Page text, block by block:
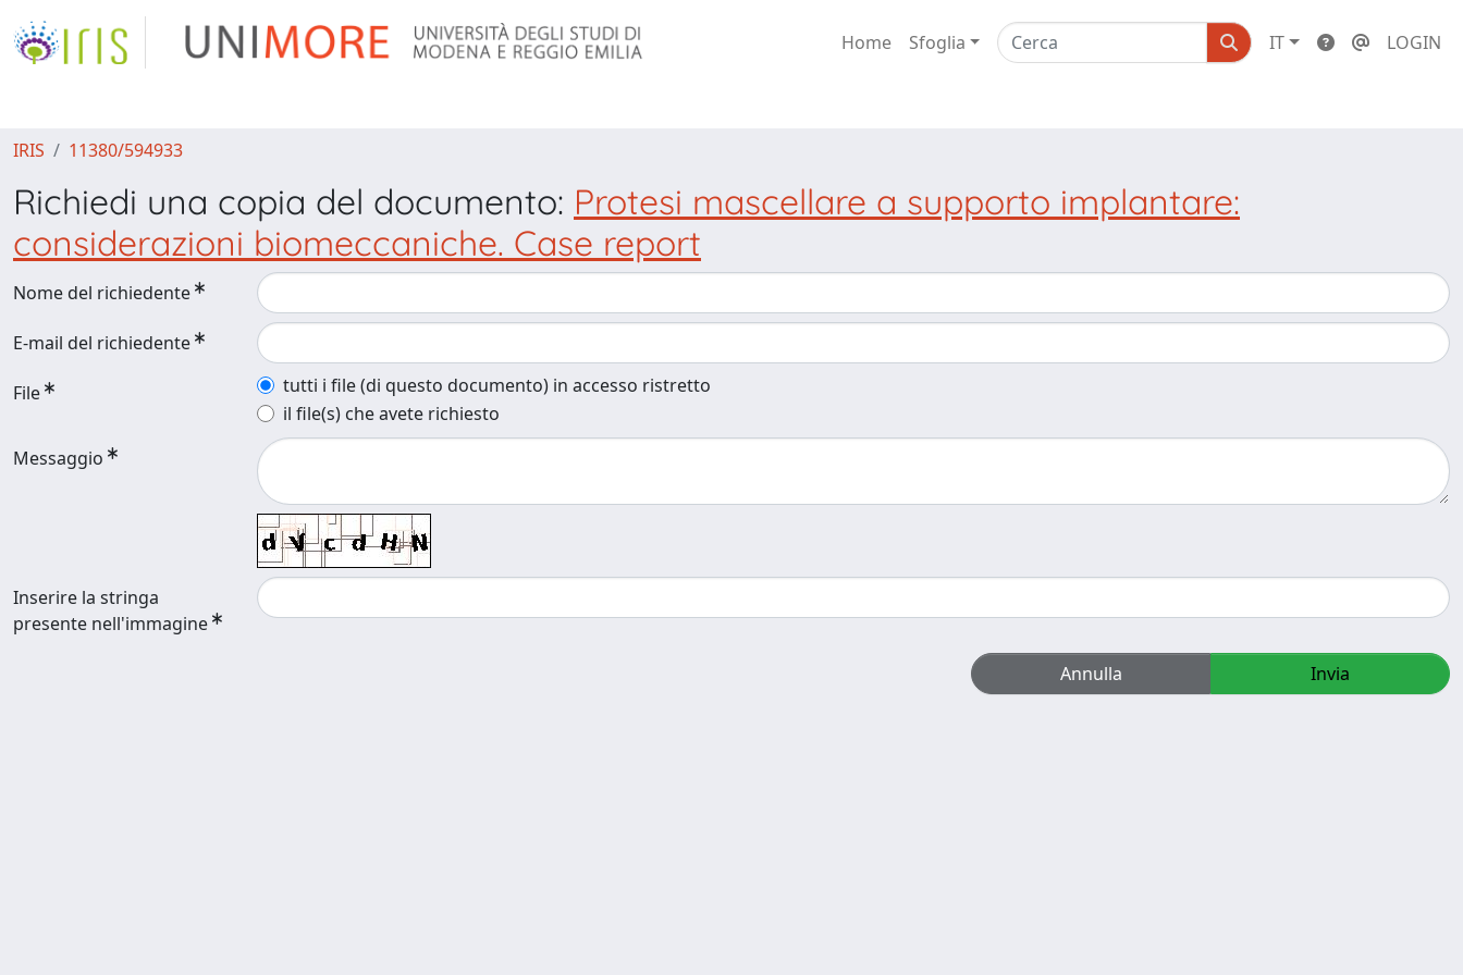
Home Sfoglia IT LOGIN
IRIS 11380/594933
Richiedi una copia del documento: Protesi mascellare a supporto implantare:
considerazioni biomeccaniche. Case report
Nome del richiedente
E-mail del richiedente
File
tutti i file (di questo documento) in accesso ristretto
il file(s) che avete richiesto
Messaggio
Inserire la stringa
presente nell'immagine
Annulla Invia